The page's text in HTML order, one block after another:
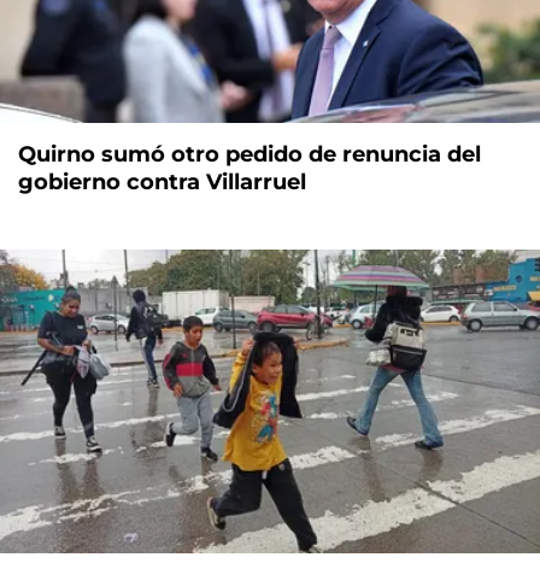
Quirno sumó otro pedido de renuncia del
gobierno contra Villarruel